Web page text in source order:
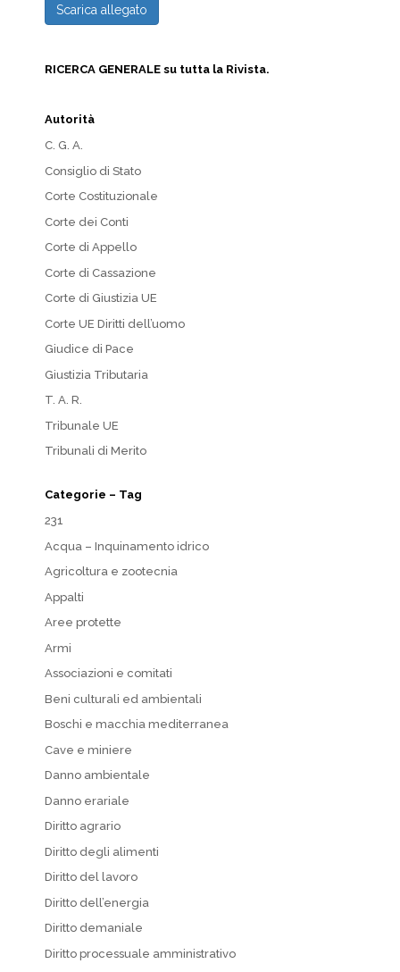
Scarica allegato
RICERCA GENERALE su tutta la Rivista.
Autorità
C. G. A.
Consiglio di Stato
Corte Costituzionale
Corte dei Conti
Corte di Appello
Corte di Cassazione
Corte di Giustizia UE
Corte UE Diritti dell’uomo
Giudice di Pace
Giustizia Tributaria
T. A. R.
Tribunale UE
Tribunali di Merito
Categorie – Tag
231
Acqua – Inquinamento idrico
Agricoltura e zootecnia
Appalti
Aree protette
Armi
Associazioni e comitati
Beni culturali ed ambientali
Boschi e macchia mediterranea
Cave e miniere
Danno ambientale
Danno erariale
Diritto agrario
Diritto degli alimenti
Diritto del lavoro
Diritto dell’energia
Diritto demaniale
Diritto processuale amministrativo